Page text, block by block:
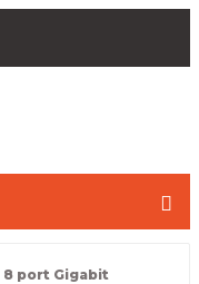
8 port Gigabit